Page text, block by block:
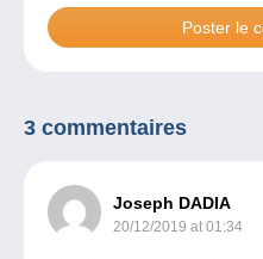
3 commentaires
Joseph DADIA
20/12/2019 at 01:34